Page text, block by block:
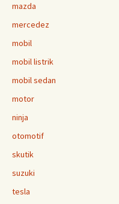
mazda
mercedez
mobil
mobil listrik
mobil sedan
motor
ninja
otomotif
skutik
suzuki
tesla